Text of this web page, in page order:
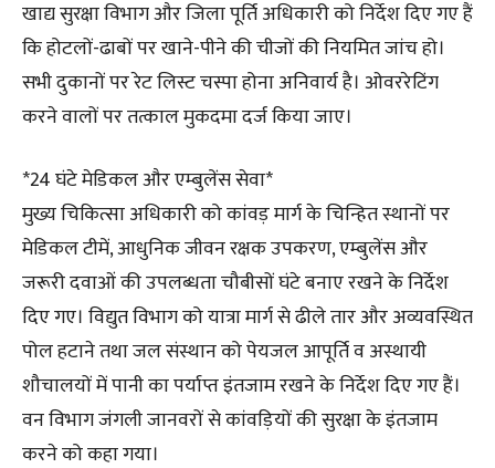
खाद्य सुरक्षा विभाग और जिला पूर्ति अधिकारी को निर्देश दिए गए हैं
कि होटलों-ढाबों पर खाने-पीने की चीजों की नियमित जांच हो।
सभी दुकानों पर रेट लिस्ट चस्पा होना अनिवार्य है। ओवररेटिंग
करने वालों पर तत्काल मुकदमा दर्ज किया जाए।
*24 घंटे मेडिकल और एम्बुलेंस सेवा*
मुख्य चिकित्सा अधिकारी को कांवड़ मार्ग के चिन्हित स्थानों पर
मेडिकल टीमें, आधुनिक जीवन रक्षक उपकरण, एम्बुलेंस और
जरूरी दवाओं की उपलब्धता चौबीसों घंटे बनाए रखने के निर्देश
दिए गए। विद्युत विभाग को यात्रा मार्ग से ढीले तार और अव्यवस्थित
पोल हटाने तथा जल संस्थान को पेयजल आपूर्ति व अस्थायी
शौचालयों में पानी का पर्याप्त इंतजाम रखने के निर्देश दिए गए हैं।
वन विभाग जंगली जानवरों से कांवड़ियों की सुरक्षा के इंतजाम
करने को कहा गया।